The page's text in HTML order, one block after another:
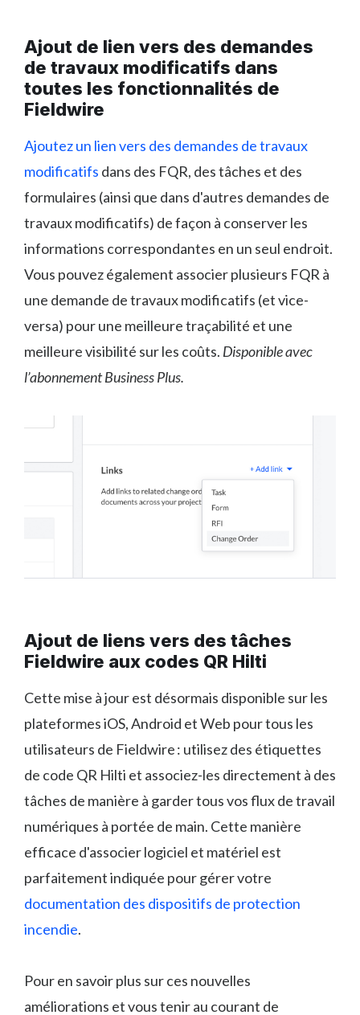
Ajout de lien vers des demandes
de travaux modificatifs dans
toutes les fonctionnalités de
Fieldwire
Ajoutez un lien vers des demandes de travaux
modificatifs dans des FQR, des tâches et des
formulaires (ainsi que dans d'autres demandes de
travaux modificatifs) de façon à conserver les
informations correspondantes en un seul endroit.
Vous pouvez également associer plusieurs FQR à
une demande de travaux modificatifs (et vice-
versa) pour une meilleure traçabilité et une
meilleure visibilité sur les coûts. Disponible avec
l’abonnement Business Plus.
Ajout de liens vers des tâches
Fieldwire aux codes QR Hilti
Cette mise à jour est désormais disponible sur les
plateformes iOS, Android et Web pour tous les
utilisateurs de Fieldwire : utilisez des étiquettes
de code QR Hilti et associez-les directement à des
tâches de manière à garder tous vos flux de travail
numériques à portée de main. Cette manière
efficace d'associer logiciel et matériel est
parfaitement indiquée pour gérer votre
documentation des dispositifs de protection
incendie.
Pour en savoir plus sur ces nouvelles
améliorations et vous tenir au courant de